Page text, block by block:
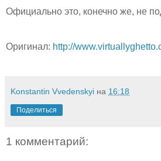
Официально это, конечно же, не
Оригинал: http://
Konstantin Vvedenskyi на 16:18
Поделиться
1 комментарий: